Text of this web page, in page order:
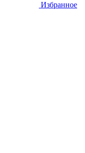
Избранное